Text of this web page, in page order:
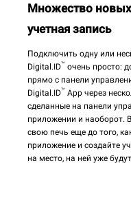
Множество
учетная запись
Подключить одну или
Digital.ID™ очень просто:
прямо с панели
Digital.ID™ App через
сделанные на панели
приложении и наоборот.
свою печь еще до того,
приложение и создайте
на место, на ней уже